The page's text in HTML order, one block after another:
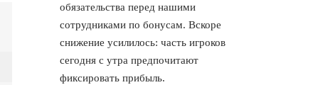
обязательства перед нашими
сотрудниками по бонусам. Вскоре
снижение усилилось: часть игроков
сегодня с утра предпочитают
фиксировать прибыль.